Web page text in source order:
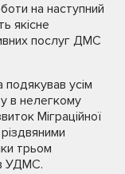
на наступний
якісне
послуг ДМС
усім
в нелегкому
Міграційної
трьом
УДМС.